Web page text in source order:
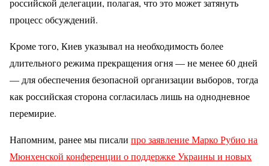
российской делегации, полагая, что это может затянуть
процесс обсуждений.
Кроме того, Киев указывал на необходимость более
длительного режима прекращения огня — не менее 60 дней
— для обеспечения безопасной организации выборов, тогда
как российская сторона согласилась лишь на однодневное
перемирие.
Напомним, ранее мы писали про заявление Марко Рубио на
Мюнхенской конференции о поддержке Украины и новых